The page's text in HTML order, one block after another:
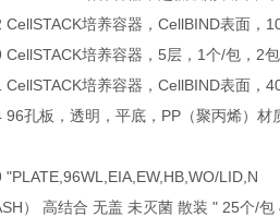
培养容器，CellBIND表面，
培养容器，5层，1个/包，2
培养容器，CellBIND表面，
孔板，透明，平底，PP（聚丙烯）
LID,N
） 高结合 无盖 未灭菌 散装 " 25个/